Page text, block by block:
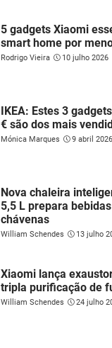
5 gadgets Xiaomi
smart home por
Rodrigo Vieira 10 julho 2026
IKEA: Estes 3
€ são dos mais
Mónica Marques 9 abril 2026
Nova chaleira
5,5 L prepara
chávenas
William Schendes 13 julho
Xiaomi lança
tripla purificação de
William Schendes 24 julho